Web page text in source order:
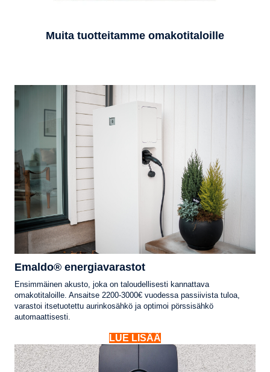
Muita tuotteitamme omakotitaloille
Emaldo® energiavarastot
Ensimmäinen akusto, joka on taloudellisesti kannattava
omakotitaloille. Ansaitse 2200-3000€ vuodessa passiivista tuloa,
varastoi itsetuotettu aurinkosähkö ja optimoi pörssisähkö
automaattisesti.
LUE LISÄÄ